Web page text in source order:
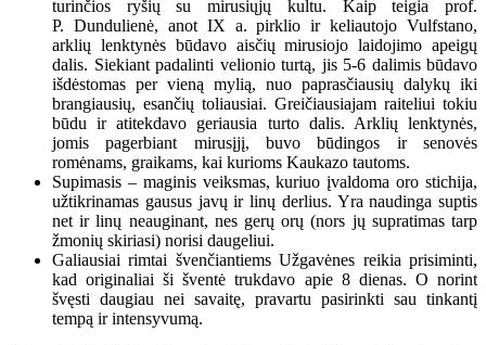
turinčios ryšių su mirusiųjų kultu. Kaip teigia prof.
P. Dundulienė, anot IX a. pirklio ir keliautojo Vulfstano,
arklių lenktynės būdavo aisčių mirusiojo laidojimo apeigų
dalis. Siekiant padalinti velionio turtą, jis 5-6 dalimis būdavo
išdėstomas per vieną mylią, nuo paprasčiausių dalykų iki
brangiausių, esančių toliausiai. Greičiausiajam raiteliui tokiu
būdu ir atitekdavo geriausia turto dalis. Arklių lenktynės,
jomis pagerbiant mirusįjį, buvo būdingos ir senovės
romėnams, graikams, kai kurioms Kaukazo tautoms.
Supimasis – maginis veiksmas, kuriuo įvaldoma oro stichija,
užtikrinamas gausus javų ir linų derlius. Yra naudinga suptis
net ir linų neauginant, nes gerų orų (nors jų supratimas tarp
žmonių skiriasi) norisi daugeliui.
Galiausiai rimtai švenčiantiems Užgavėnes reikia prisiminti,
kad originaliai ši šventė trukdavo apie 8 dienas. O norint
švęsti daugiau nei savaitę, pravartu pasirinkti sau tinkantį
tempą ir intensyvumą.